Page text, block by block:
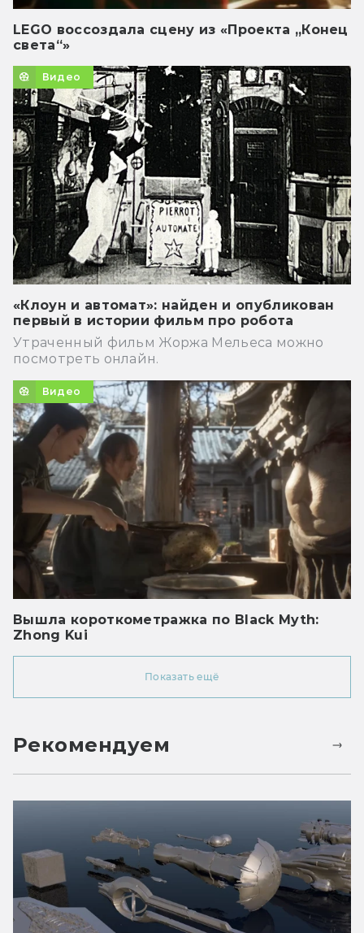
LEGO воссоздала сцену из «Проекта „Конец
света“»
Видео
«Клоун и автомат»: найден и опубликован
первый в истории фильм про робота
Утраченный фильм Жоржа Мельеса можно
посмотреть онлайн.
Видео
Вышла короткометражка по Black Myth:
Zhong Kui
Показать ещё
Рекомендуем